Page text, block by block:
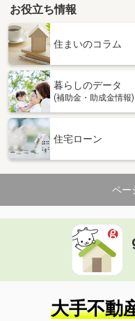
お役立ち情報
住まいのコラム
暮らしのデータ
(補助金・助成金情報)
住宅ローン
ペー
大手不動